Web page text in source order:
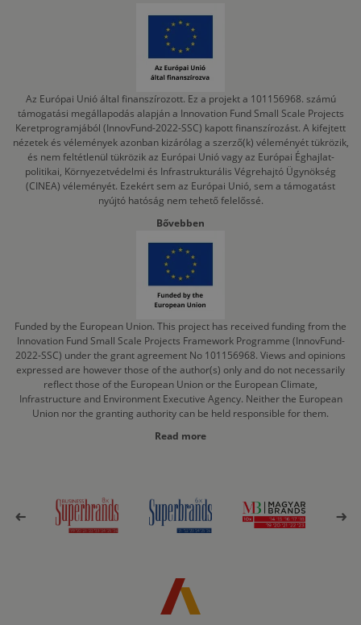
Az Európai Unió által finanszírozott. Ez a projekt a 101156968. számú
támogatási megállapodás alapján a Innovation Fund Small Scale Projects
Keretprogramjából (InnovFund-2022-SSC) kapott finanszírozást. A kifejtett
nézetek és vélemények azonban kizárólag a szerző(k) véleményét tükrözik,
és nem feltétlenül tükrözik az Európai Unió vagy az Európai Éghajlat-
politikai, Környezetvédelmi és Infrastrukturális Végrehajtó Ügynökség
(CINEA) véleményét. Ezekért sem az Európai Unió, sem a támogatást
nyújtó hatóság nem tehető felelőssé.
Bővebben
Funded by the European Union. This project has received funding from the
Innovation Fund Small Scale Projects Framework Programme (InnovFund-
2022-SSC) under the grant agreement No 101156968. Views and opinions
expressed are however those of the author(s) only and do not necessarily
reflect those of the European Union or the European Climate,
Infrastructure and Environment Executive Agency. Neither the European
Union nor the granting authority can be held responsible for them.
Read more